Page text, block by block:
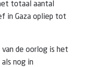
totaal aantal
in Gaza opliep tot
de oorlog is het
nog in